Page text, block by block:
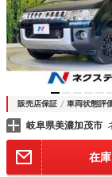
販売店保証 車両状態評
岐阜県美濃加茂市
在